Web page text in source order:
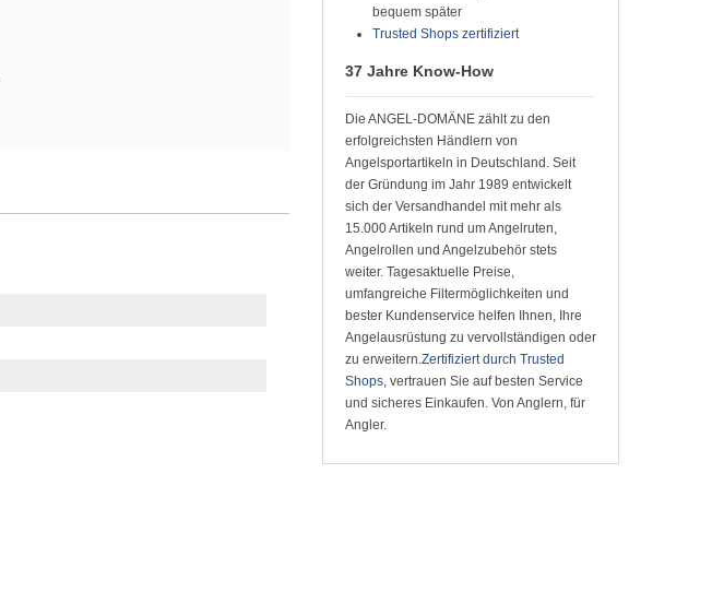
bequem später
Trusted Shops zertifiziert
37 Jahre Know-How
Die ANGEL-DOMÄNE zählt zu den
erfolgreichsten Händlern von
Angelsportartikeln in Deutschland. Seit
der Gründung im Jahr 1989 entwickelt
sich der Versandhandel mit mehr als
15.000 Artikeln rund um Angelruten,
Angelrollen und Angelzubehör stets
weiter. Tagesaktuelle Preise,
umfangreiche Filtermöglichkeiten und
bester Kundenservice helfen Ihnen, Ihre
Angelausrüstung zu vervollständigen oder
zu erweitern.Zertifiziert durch Trusted
Shops, vertrauen Sie auf besten Service
und sicheres Einkaufen. Von Anglern, für
Angler.